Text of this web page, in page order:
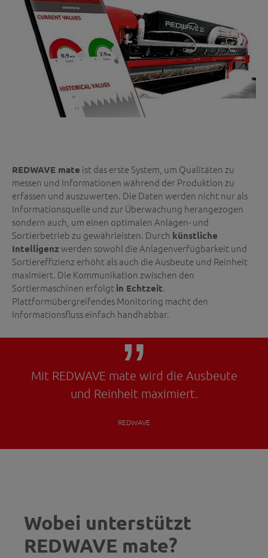
REDWAVE mate ist das erste System, um Qualitäten zu
messen und Informationen während der Produktion zu
erfassen und auszuwerten. Die Daten werden nicht nur als
Informationsquelle und zur Überwachung herangezogen
sondern auch, um einen optimalen Anlagen- und
Sortierbetrieb zu gewährleisten. Durch künstliche
Intelligenz werden sowohl die Anlagenverfügbarkeit und
Sortiereffizienz erhöht als auch die Ausbeute und Reinheit
maximiert. Die Kommunikation zwischen den
Sortiermaschinen erfolgt in Echtzeit.
Plattformübergreifendes Monitoring macht den
Informationsfluss einfach handhabbar.
Mit REDWAVE mate wird die Ausbeute
und Reinheit maximiert.
REDWAVE
Wobei unterstützt
REDWAVE mate?